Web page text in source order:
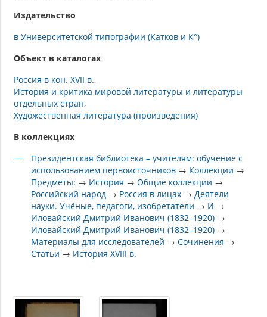
Издательство
в Университетской типографии (Катков и К°)
Объект в каталогах
Россия в кон. XVII в.
История и критика мировой литературы и литературы
отдельных стран
Художественная литература (произведения)
В коллекциях
Президентская библиотека – учителям: обучение с
использованием первоисточников → Коллекции →
Предметы: → История →Общие коллекции →
Российский народ → Россия в лицах → Деятели
науки. Учёные, педагоги, изобретатели → И →
Иловайский Дмитрий Иванович (1832–1920) →
Иловайский Дмитрий Иванович (1832–1920) →
Материалы для исследователей →Сочинения →
Статьи → История XVIII в.